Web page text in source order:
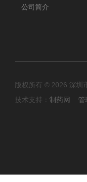
公司简介
版权所有 © 2026 深圳
技术支持： 制药网 管